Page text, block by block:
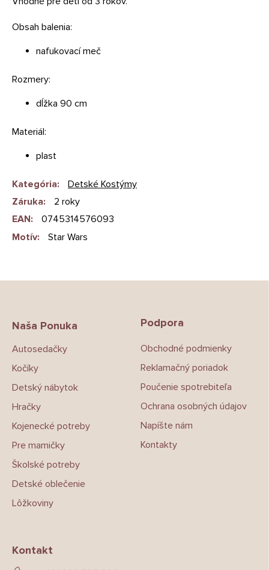
Obsah balenia:
nafukovací meč
Rozmery:
dĺžka 90 cm
Materiál:
plast
Kategória:
Detské Kostýmy
Záruka:
2 roky
EAN:
0745314576093
Motív: Star Wars
Naša Ponuka
Autosedačky
Kočíky
Detský nábytok
Hračky
Kojenecké potreby
Pre mamičky
Školské potreby
Detské oblečenie
Lôžkoviny
Podpora
Obchodné podmienky
Reklamačný poriadok
Poučenie spotrebiteľa
Ochrana osobných údajov
Napíšte nám
Kontakty
Kontakt